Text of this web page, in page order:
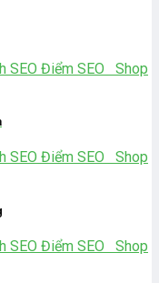
SEO Điểm SEO Shop
SEO Điểm SEO Shop
SEO Điểm SEO Shop